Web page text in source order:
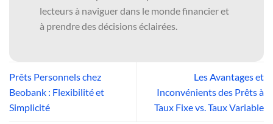
lecteurs à naviguer dans le monde financier et
à prendre des décisions éclairées.
Prêts Personnels chez
Beobank : Flexibilité et
Simplicité
Les Avantages et
Inconvénients des Prêts à
Taux Fixe vs. Taux Variable